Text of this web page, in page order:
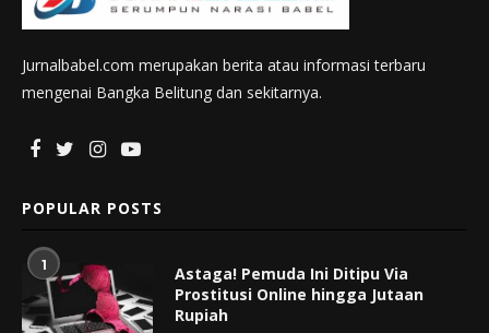
Jurnalbabel.com merupakan berita atau informasi terbaru
mengenai Bangka Belitung dan sekitarnya.
POPULAR POSTS
1
Astaga! Pemuda Ini Ditipu Via
Prostitusi Online hingga Jutaan
Rupiah